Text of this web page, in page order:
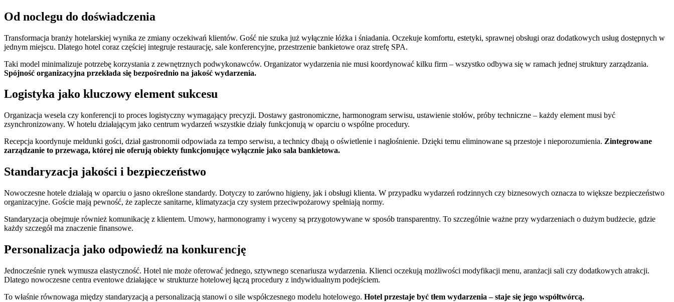
Od noclegu do doświadczenia
Transformacja branży hotelarskiej wynika ze zmiany oczekiwań klientów. Gość nie szuka już wyłącznie łóżka i śniadania. Oczekuje komfortu, estetyki, sprawnej obsługi oraz dodatkowych usług dostępnych w
jednym miejscu. Dlatego hotel coraz częściej integruje restaurację, sale konferencyjne, przestrzenie bankietowe oraz strefę SPA.
Taki model minimalizuje potrzebę korzystania z zewnętrznych podwykonawców. Organizator wydarzenia nie musi koordynować kilku firm – wszystko odbywa się w ramach jednej struktury zarządzania.
Spójność organizacyjna przekłada się bezpośrednio na jakość wydarzenia.
Logistyka jako kluczowy element sukcesu
Organizacja wesela czy konferencji to proces logistyczny wymagający precyzji. Dostawy gastronomiczne, harmonogram serwisu, ustawienie stołów, próby techniczne – każdy element musi być
zsynchronizowany. W hotelu działającym jako centrum wydarzeń wszystkie działy funkcjonują w oparciu o wspólne procedury.
Recepcja koordynuje meldunki gości, dział gastronomii odpowiada za tempo serwisu, a technicy dbają o oświetlenie i nagłośnienie. Dzięki temu eliminowane są przestoje i nieporozumienia. Zintegrowane
zarządzanie to przewaga, której nie oferują obiekty funkcjonujące wyłącznie jako sala bankietowa.
Standaryzacja jakości i bezpieczeństwo
Nowoczesne hotele działają w oparciu o jasno określone standardy. Dotyczy to zarówno higieny, jak i obsługi klienta. W przypadku wydarzeń rodzinnych czy biznesowych oznacza to większe bezpieczeństwo
organizacyjne. Goście mają pewność, że zaplecze sanitarne, klimatyzacja czy system przeciwpożarowy spełniają normy.
Standaryzacja obejmuje również komunikację z klientem. Umowy, harmonogramy i wyceny są przygotowywane w sposób transparentny. To szczególnie ważne przy wydarzeniach o dużym budżecie, gdzie
każdy szczegół ma znaczenie finansowe.
Personalizacja jako odpowiedź na konkurencję
Jednocześnie rynek wymusza elastyczność. Hotel nie może oferować jednego, sztywnego scenariusza wydarzenia. Klienci oczekują możliwości modyfikacji menu, aranżacji sali czy dodatkowych atrakcji.
Dlatego nowoczesne centra eventowe działające w strukturze hotelowej łączą procedury z indywidualnym podejściem.
To właśnie równowaga między standaryzacją a personalizacją stanowi o sile współczesnego modelu hotelowego. Hotel przestaje być tłem wydarzenia – staje się jego współtwórcą.